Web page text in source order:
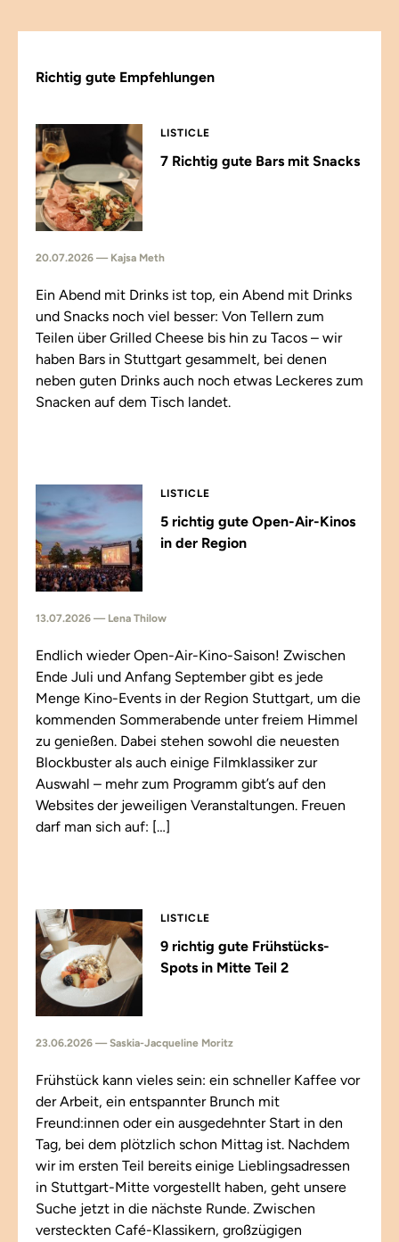
Richtig gute Empfehlungen
LISTICLE
7 Richtig gute Bars mit Snacks
20.07.2026 — Kajsa Meth
Ein Abend mit Drinks ist top, ein Abend mit Drinks
und Snacks noch viel besser: Von Tellern zum
Teilen über Grilled Cheese bis hin zu Tacos – wir
haben Bars in Stuttgart gesammelt, bei denen
neben guten Drinks auch noch etwas Leckeres zum
Snacken auf dem Tisch landet.
LISTICLE
5 richtig gute Open-Air-Kinos
in der Region
13.07.2026 — Lena Thilow
Endlich wieder Open-Air-Kino-Saison! Zwischen
Ende Juli und Anfang September gibt es jede
Menge Kino-Events in der Region Stuttgart, um die
kommenden Sommerabende unter freiem Himmel
zu genießen. Dabei stehen sowohl die neuesten
Blockbuster als auch einige Filmklassiker zur
Auswahl – mehr zum Programm gibt’s auf den
Websites der jeweiligen Veranstaltungen. Freuen
darf man sich auf: […]
LISTICLE
9 richtig gute Frühstücks-
Spots in Mitte Teil 2
23.06.2026 — Saskia-Jacqueline Moritz
Frühstück kann vieles sein: ein schneller Kaffee vor
der Arbeit, ein entspannter Brunch mit
Freund:innen oder ein ausgedehnter Start in den
Tag, bei dem plötzlich schon Mittag ist. Nachdem
wir im ersten Teil bereits einige Lieblingsadressen
in Stuttgart-Mitte vorgestellt haben, geht unsere
Suche jetzt in die nächste Runde. Zwischen
versteckten Café-Klassikern, großzügigen